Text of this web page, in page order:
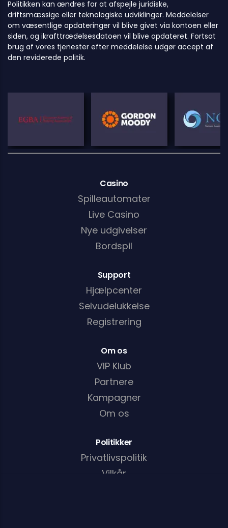
Politikken kan ændres for at afspejle juridiske,
driftsmæssige eller teknologiske udviklinger. Meddelelser
om væsentlige opdateringer vil blive givet via kontoen eller
siden, og ikrafttrædelsesdatoen vil blive opdateret. Fortsat
brug af vores tjenester efter meddelelse udgør accept af
den reviderede politik.
Casino
Spilleautomater
Live Casino
Nye udgivelser
Bordspil
Support
Hjælpcenter
Selvudelukkelse
Registrering
Om os
VIP Klub
Partnere
Kampagner
Om os
Politikker
Privatlivspolitik
Vilkår